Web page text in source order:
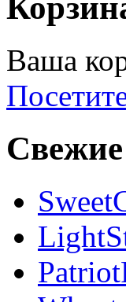
Ваша